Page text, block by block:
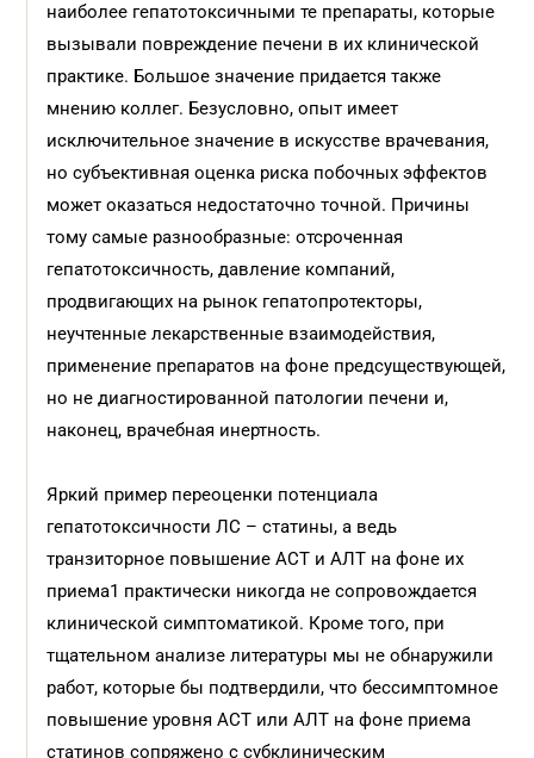
наиболее гепатотоксичными те препараты, которые
вызывали повреждение печени в их клинической
практике. Большое значение придается также
мнению коллег. Безусловно, опыт имеет
исключительное значение в искусстве врачевания,
но субъективная оценка риска побочных эффектов
может оказаться недостаточно точной. Причины
тому самые разнообразные: отсроченная
гепатотоксичность, давление компаний,
продвигающих на рынок гепатопротекторы,
неучтенные лекарственные взаимодействия,
применение препаратов на фоне предсуществующей,
но не диагностированной патологии печени и,
наконец, врачебная инертность.
Яркий пример переоценки потенциала
гепатотоксичности ЛС – статины, а ведь
транзиторное повышение АСТ и АЛТ на фоне их
приема1 практически никогда не сопровождается
клинической симптоматикой. Кроме того, при
тщательном анализе литературы мы не обнаружили
работ, которые бы подтвердили, что бессимптомное
повышение уровня АСТ или АЛТ на фоне приема
статинов сопряжено с субклиническим